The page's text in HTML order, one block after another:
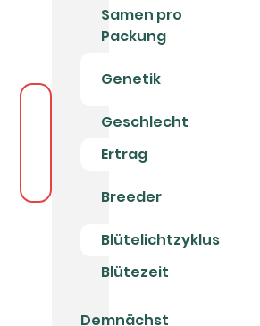
Samen pro
Packung
Genetik
Geschlecht
Ertrag
Breeder
Blütelichtzyklus
Blütezeit
Demnächst